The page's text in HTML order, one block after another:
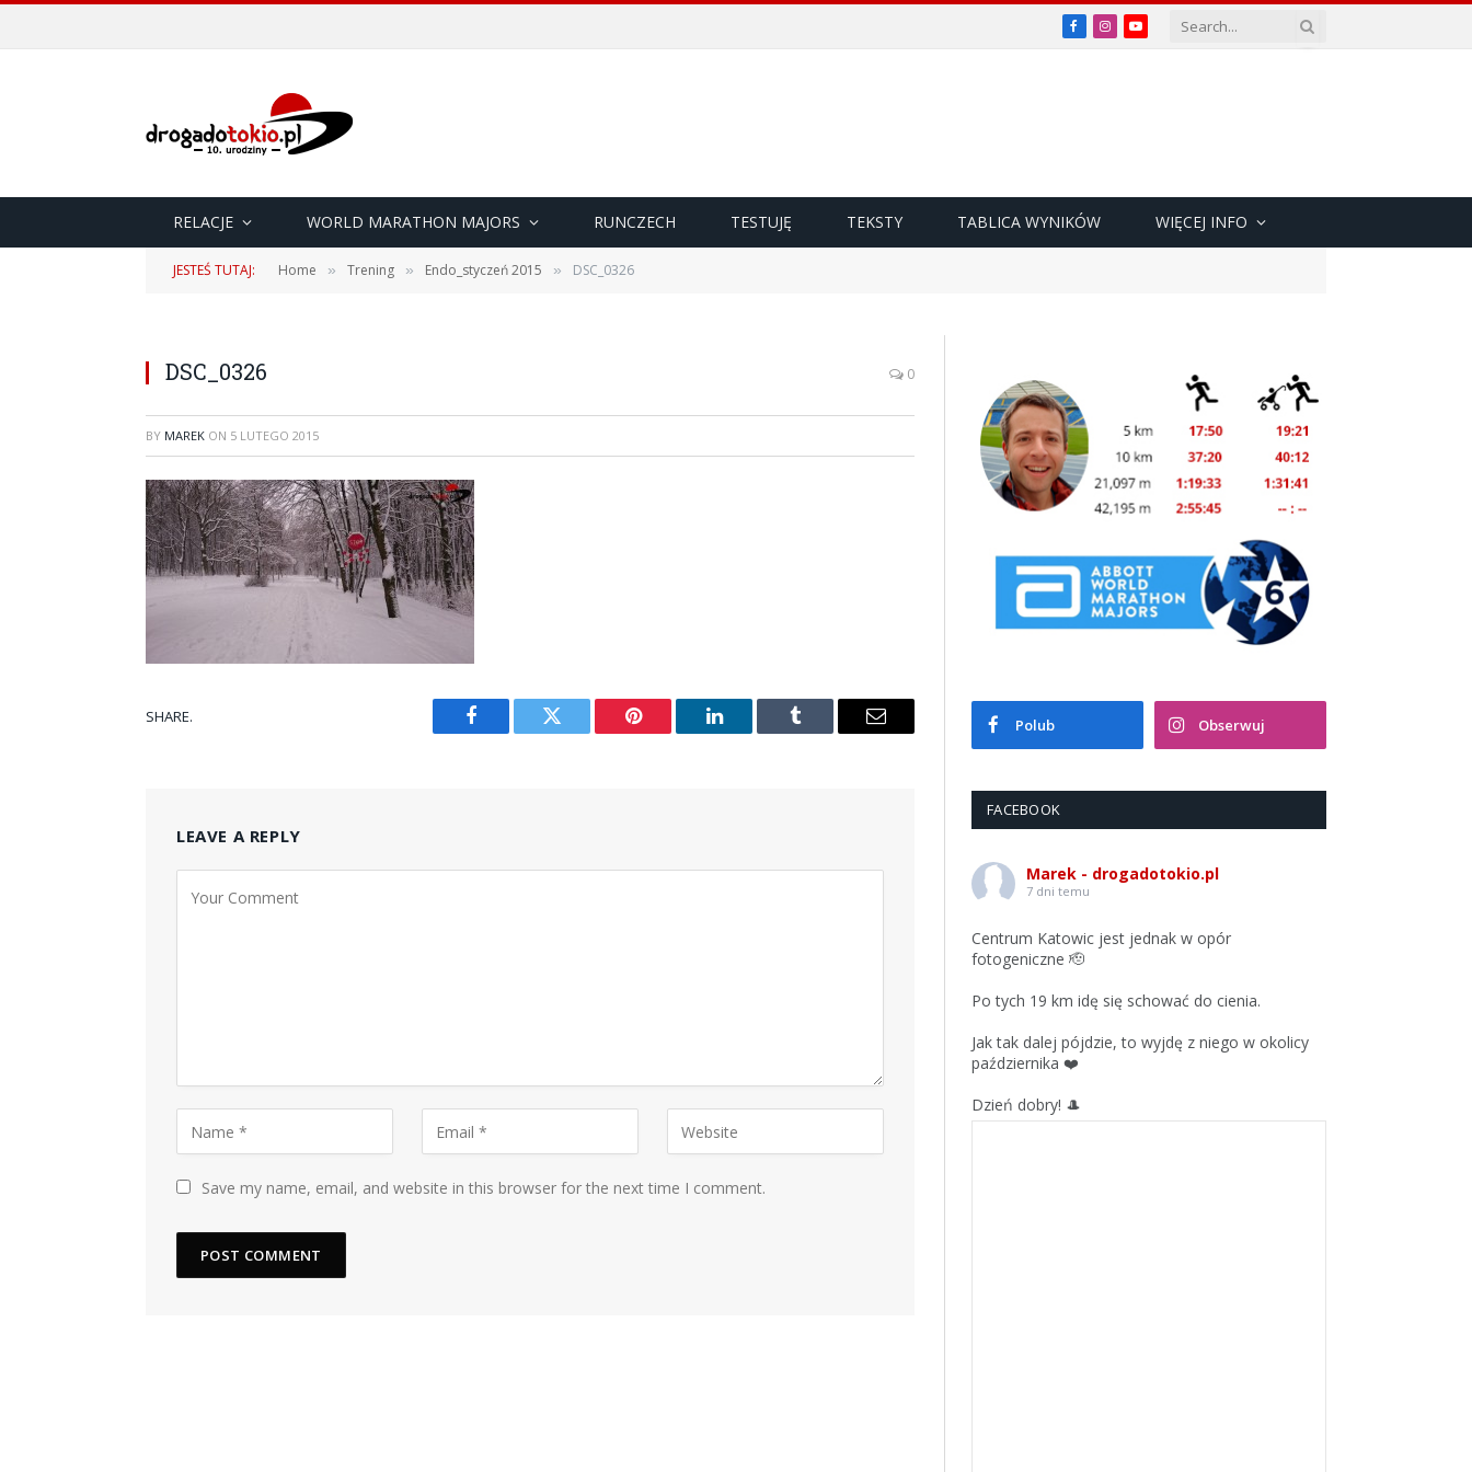
Facebook
InstagramYouTube
RELACJE WORLD MARATHON MAJORS RUNCZECH TESTUJĘ TEKSTY TABLICA WYNIKÓW WIĘCEJ INFO
JESTEŚ TUTAJ: Home » Trening » Endo_styczeń 2015 » DSC_0326
DSC_0326 0
BY MAREK ON 5 LUTEGO 2015
SHARE.
Facebook Twitter Pinterest LinkedIn Tumblr Email
LEAVE A REPLY
Save my name, email, and website in this browser for the next time I comment.
Polub Obserwuj
FACEBOOK
Marek - drogadotokio.pl
7 dni temu
Centrum Katowic jest jednak w opór
fotogeniczne 🫡
Po tych 19 km idę się schować do cienia.
Jak tak dalej pójdzie, to wyjdę z niego w okolicy
października ❤️
Dzień dobry! 🎩